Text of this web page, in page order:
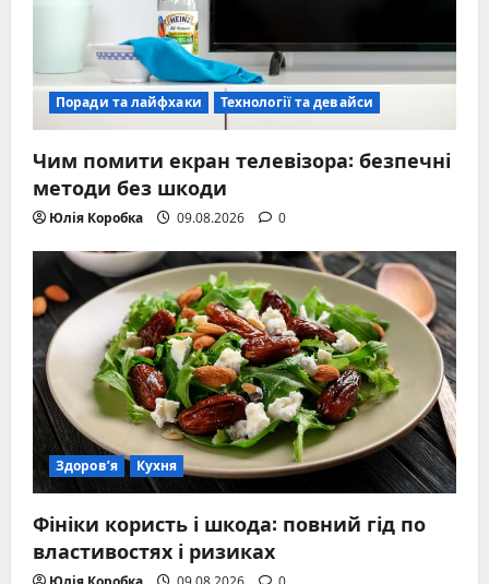
Поради та лайфхаки Технології та девайси
Чим помити екран телевізора: безпечні
методи без шкоди
Юлія Коробка 09.08.2026 0
Здоров’я Кухня
Фініки користь і шкода: повний гід по
властивостях і ризиках